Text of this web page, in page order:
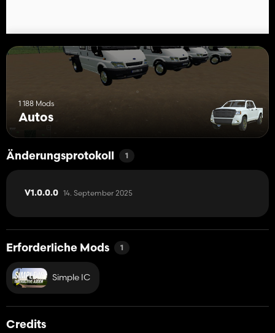
1 188 Mods
Autos
Änderungsprotokoll 1
V1.0.0.0 14. September 2025
Erforderliche Mods 1
Simple IC
Credits